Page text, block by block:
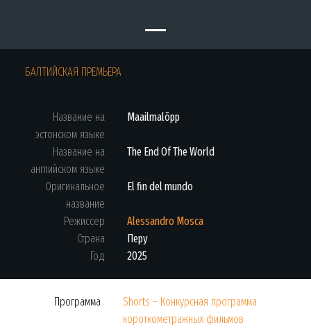
БАЛТИЙСКАЯ ПРЕМЬЕРА
Название на
эстонском языке
Maailmalõpp
Название на
английском языке
The End Of The World
Оригинальное
название
El fin del mundo
Режиссер
Alessandro Mosca
Страна
Перу
Год
2025
Программа
Shorts – Конкурсная программа
короткометражных фильмов